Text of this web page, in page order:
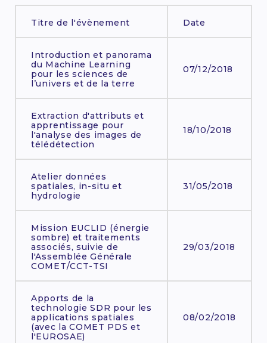
Titre de l'évènement Date
Introduction et panorama
du Machine Learning
pour les sciences de
l’univers et de la terre
07/12/2018
Extraction d'attributs et
apprentissage pour
l'analyse des images de
télédétection
18/10/2018
Atelier données
spatiales, in-situ et
hydrologie
31/05/2018
Mission EUCLID (énergie
sombre) et traitements
associés, suivie de
l'Assemblée Générale
COMET/CCT-TSI
29/03/2018
Apports de la
technologie SDR pour les
applications spatiales
(avec la COMET PDS et
l'EUROSAE)
08/02/2018